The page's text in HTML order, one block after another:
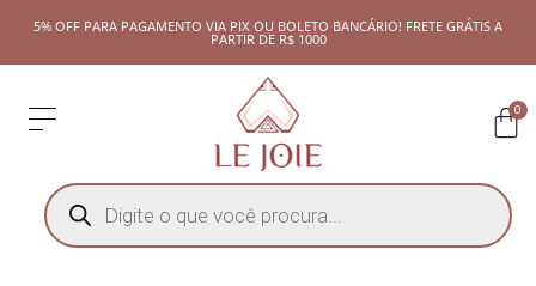
5% OFF PARA PAGAMENTO VIA PIX OU BOLETO BANCÁRIO! FRETE GRÁTIS A
PARTIR DE R$ 1000
0